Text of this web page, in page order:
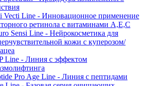
Vecti Line - Инновационное применение
ретинола с витаминами A,Е,С
Sensi Line - Нейрокосметика для
кожи с куперозом/
Line - Линия с эффектом
Pro Age Line - Линия с пептидами